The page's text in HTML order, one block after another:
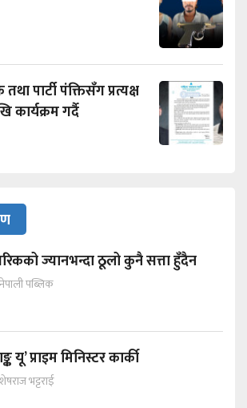
पार्टी पंक्तिसँग प्रत्यक्ष
कार्यक्रम गर्दै
ज्यानभन्दा ठूलो कुनै सत्ता हुँदैन
नेपाली पब्लिक
यू’ प्राइम मिनिस्टर कार्की
शेषराज भट्टराई